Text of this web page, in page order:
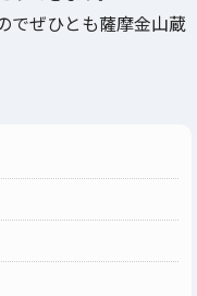
でぜひとも薩摩金山蔵